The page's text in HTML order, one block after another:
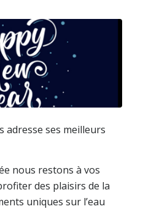
adresse ses meilleurs
nous restons à vos
des plaisirs de la
uniques sur l’eau